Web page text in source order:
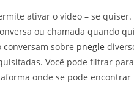
ativar o vídeo – se
ou chamada quando
conversam sobre pnegle
Você pode filtrar
onde se pode encontrar